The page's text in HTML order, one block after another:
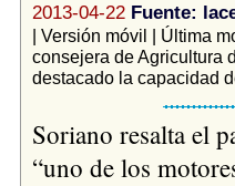
2013-04-22 Fuente:
| Versión móvil | Última
consejera de Agricultura
destacado la capacidad
Soriano resalta el
“uno de los